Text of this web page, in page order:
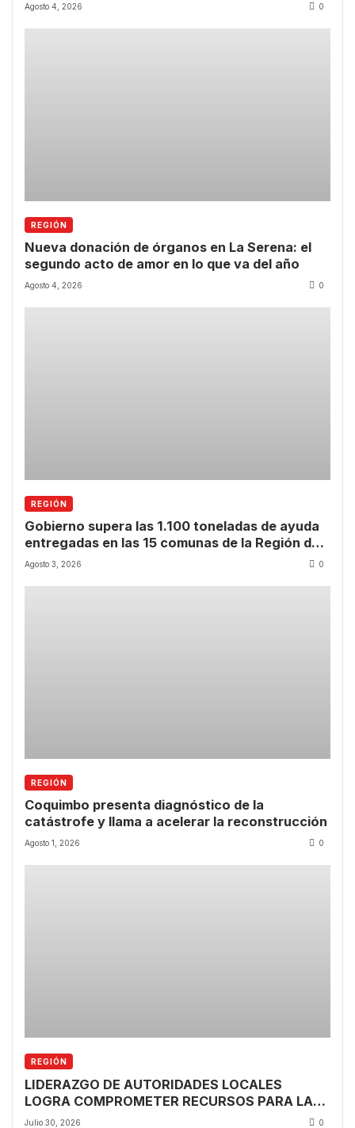
Agosto 4, 2026 0
REGIÓN
Nueva donación de órganos en La Serena: el
segundo acto de amor en lo que va del año
Agosto 4, 2026 0
REGIÓN
Gobierno supera las 1.100 toneladas de ayuda
entregadas en las 15 comunas de la Región de
Coquimbo
Agosto 3, 2026 0
REGIÓN
Coquimbo presenta diagnóstico de la
catástrofe y llama a acelerar la reconstrucción
Agosto 1, 2026 0
REGIÓN
LIDERAZGO DE AUTORIDADES LOCALES
LOGRA COMPROMETER RECURSOS PARA LA
REGIÓN TRAS VISITA PRESIDENCIAL
Julio 30, 2026 0